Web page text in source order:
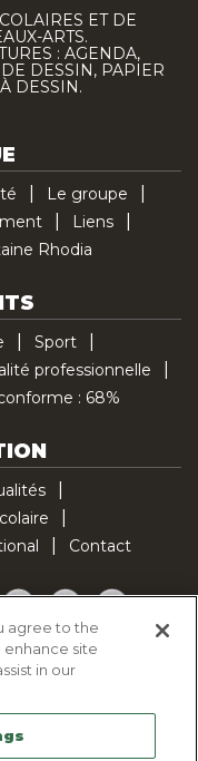
ET DE
ARTS.
: AGENDA,
DESSIN, PAPIER
DESSIN.
Le groupe
Liens
Rhodia
Sport
professionnelle
: 68%
Contact
InstagramLinkedInTikTok
cookies
agree to the
site
in our